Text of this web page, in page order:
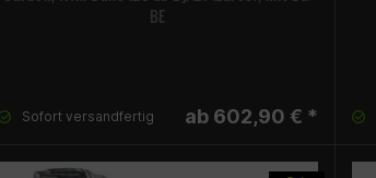
BE
Sofort versandfertig ab 602,90 € *